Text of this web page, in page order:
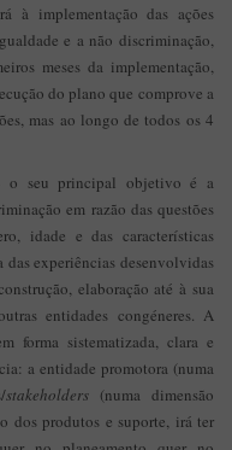
à implementação das ações
e a não discriminação,
meses da implementação,
do plano que comprove a
mas ao longo de todos os 4
o seu principal objetivo é a
em razão das questões
idade e das características
das experiências desenvolvidas
elaboração até à sua
entidades congéneres. A
forma sistematizada, clara e
a entidade promotora (numa
stakeholders (numa dimensão
dos produtos e suporte, irá ter